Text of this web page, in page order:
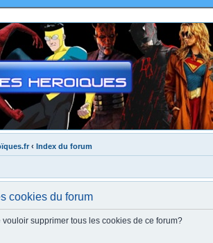
‹ Index du forum
cookies du forum
vouloir supprimer tous les cookies de ce forum?